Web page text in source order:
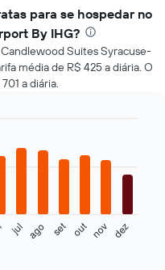
para se hospedar no
By IHG?
Suites Syracuse-
média de R$ 425 a diária. O
a diária.
jul ago set out nov dez